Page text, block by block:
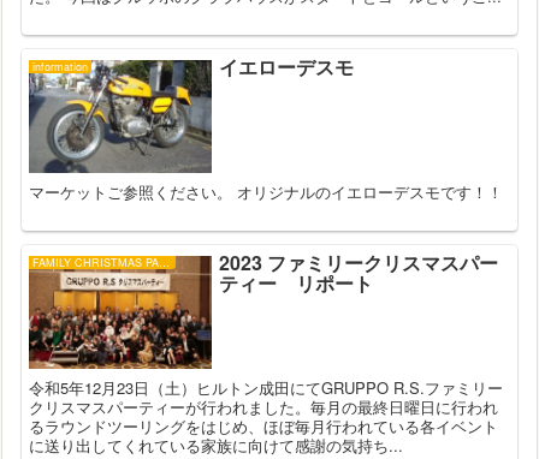
information イエローデスモ
マーケットご参照ください。 オリジナルのイエローデスモです！！
FAMILY CHRISTMAS PARTY 2023 ファミリークリスマスパー
ティー リポート
令和5年12月23日（土）ヒルトン成田にてGRUPPO R.S.ファミリー
クリスマスパーティーが行われました。毎月の最終日曜日に行われ
るラウンドツーリングをはじめ、ほぼ毎月行われている各イベント
に送り出してくれている家族に向けて感謝の気持ち...